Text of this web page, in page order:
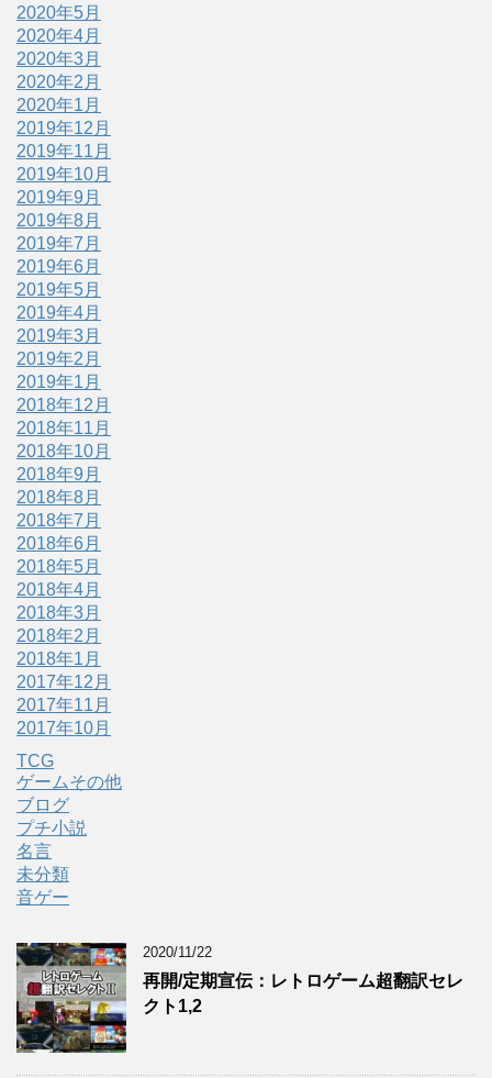
2020年5月
2020年4月
2020年3月
2020年2月
2020年1月
2019年12月
2019年11月
2019年10月
2019年9月
2019年8月
2019年7月
2019年6月
2019年5月
2019年4月
2019年3月
2019年2月
2019年1月
2018年12月
2018年11月
2018年10月
2018年9月
2018年8月
2018年7月
2018年6月
2018年5月
2018年4月
2018年3月
2018年2月
2018年1月
2017年12月
2017年11月
2017年10月
TCG
ゲームその他
ブログ
プチ小説
名言
未分類
音ゲー
2020/11/22
再開/定期宣伝：レトロゲーム超翻訳セレ
クト1,2